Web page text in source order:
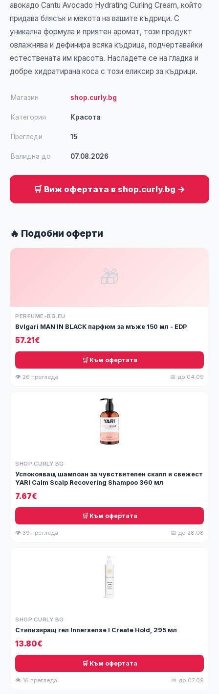
авокадо Cantu Avocado Hydrating Curling Cream, който
придава блясък и мекота на вашите къдрици. С
уникална формула и приятен аромат, този продукт
овлажнява и дефинира всяка къдрица, подчертавайки
естествената им красота. Насладете се на гладка и
добре хидратирана коса с този еликсир за къдрици.
Магазин shop.curly.bg
Категория Красота
Прегледи 15
Валидна до 07.08.2026
🛒 Виж офертата в shop.curly.bg →
🔥 Подобни оферти
🎁
PERFUME-BG.EU
Bvlgari MAN IN BLACK парфюм за мъже 150 мл - EDP
57.21€
🛒 Към офертата
👁 26 прегледа 📅 до 04.09
SHOP.CURLY.BG
Успокояващ шампоан за чувствителен скалп и свежест
YARI Calm Scalp Recovering Shampoo 360 мл
7.67€
🛒 Към офертата
👁 39 прегледа 📅 до 28.08
SHOP.CURLY.BG
Стилизиращ гел Innersense I Create Hold, 295 мл
13.80€
🛒 Към офертата
👁 16 прегледа 📅 до 07.09